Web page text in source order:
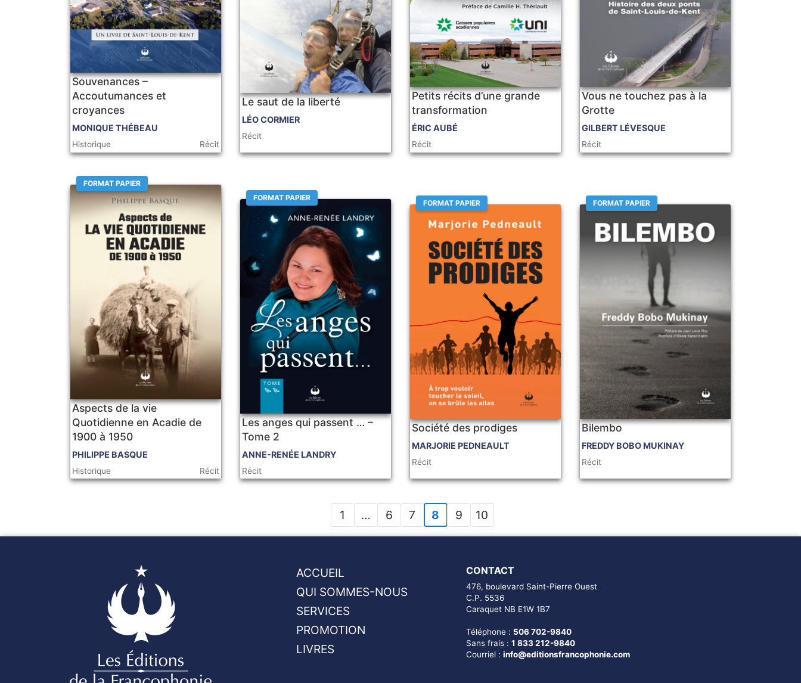
Souvenances –
Accoutumances et
croyances
MONIQUE THÉBEAU
Historique Récit
Le saut de la liberté
LÉO CORMIER
Récit
Petits récits d’une grande
transformation
ÉRIC AUBÉ
Récit
Vous ne touchez pas à la
Grotte
GILBERT LÉVESQUE
Récit
FORMAT PAPIER
Aspects de la vie
Quotidienne en Acadie de
1900 à 1950
PHILIPPE BASQUE
Historique Récit
FORMAT PAPIER
Les anges qui passent … –
Tome 2
ANNE-RENÉE LANDRY
Récit
FORMAT PAPIER
Société des prodiges
MARJORIE PEDNEAULT
Récit
FORMAT PAPIER
Bilembo
FREDDY BOBO MUKINAY
Récit
1 … 6 7 8 9 10
ACCUEIL
QUI SOMMES-NOUS
SERVICES
PROMOTION
LIVRES
CONTACT
476, boulevard Saint-Pierre Ouest
C.P. 5536
Caraquet NB E1W 1B7
Téléphone : 506 702-9840
Sans frais : 1 833 212-9840
Courriel : info@editionsfrancophonie.com